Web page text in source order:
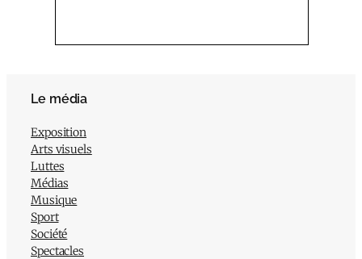
Le média
Exposition
Arts visuels
Luttes
Médias
Musique
Sport
Société
Spectacles